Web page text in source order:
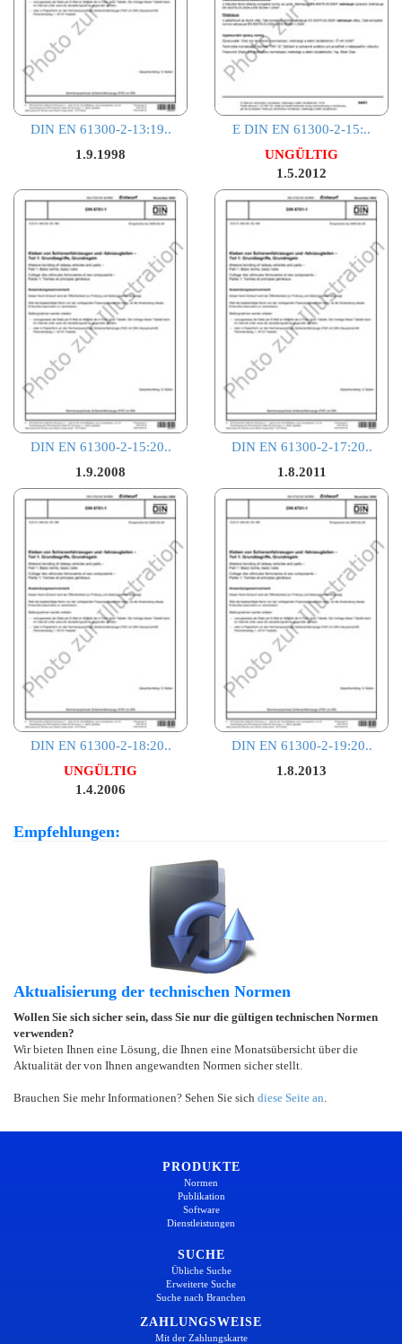
DIN EN 61300-2-13:19..
1.9.1998
E DIN EN 61300-2-15:..
UNGÜLTIG
1.5.2012
DIN EN 61300-2-15:20..
1.9.2008
DIN EN 61300-2-17:20..
1.8.2011
DIN EN 61300-2-18:20..
UNGÜLTIG
1.4.2006
DIN EN 61300-2-19:20..
1.8.2013
Empfehlungen:
Aktualisierung der technischen Normen
Wollen Sie sich sicher sein, dass Sie nur die gültigen technischen Normen
verwenden?
Wir bieten Ihnen eine Lösung, die Ihnen eine Monatsübersicht über die
Aktualität der von Ihnen angewandten Normen sicher stellt.
Brauchen Sie mehr Informationen? Sehen Sie sich diese Seite an
PRODUKTE
Normen
Publikation
Software
Dienstleistungen
SUCHE
Übliche Suche
Erweiterte Suche
Suche nach Branchen
ZAHLUNGSWEISE
Mit der Zahlungskarte